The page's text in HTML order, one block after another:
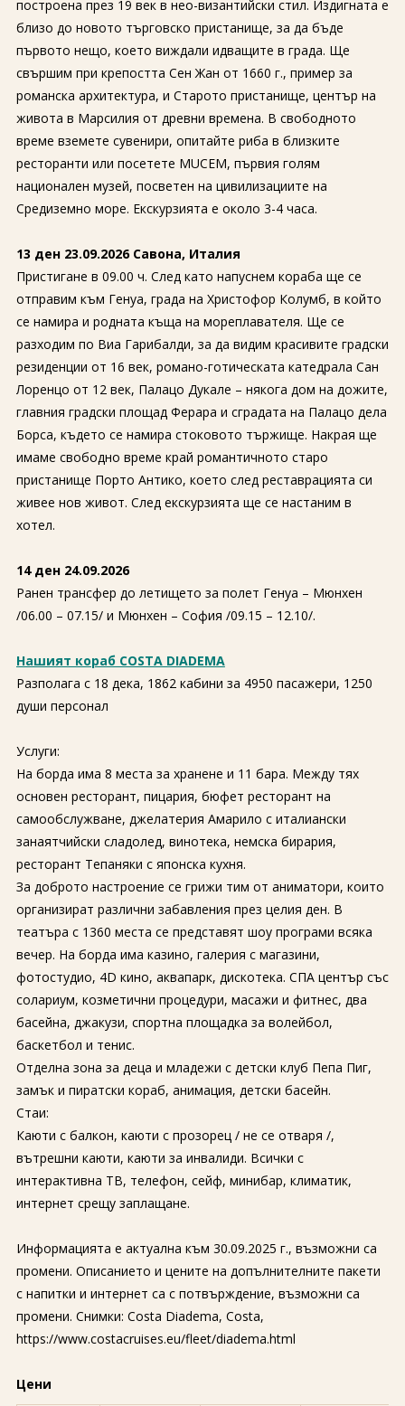
построена през 19 век в нео-византийски стил. Издигната е
близо до новото търговско пристанище, за да бъде
първото нещо, което виждали идващите в града. Ще
свършим при крепостта Сен Жан от 1660 г., пример за
романска архитектура, и Старото пристанище, център на
живота в Марсилия от древни времена. В свободното
време вземете сувенири, опитайте риба в близките
ресторанти или посетете MUCEM, първия голям
национален музей, посветен на цивилизациите на
Средиземно море. Екскурзията е около 3-4 часа.
13 ден 23.09.2026 Савона, Италия
Пристигане в 09.00 ч. След като напуснем кораба ще се
отправим към Генуа, града на Христофор Колумб, в който
се намира и родната къща на мореплавателя. Ще се
разходим по Виа Гарибалди, за да видим красивите градски
резиденции от 16 век, романо-готическата катедрала Сан
Лоренцо от 12 век, Палацо Дукале – някога дом на дожите,
главния градски площад Ферара и сградата на Палацо дела
Борса, където се намира стоковото тържище. Накрая ще
имаме свободно време край романтичното старо
пристанище Порто Антико, което след реставрацията си
живее нов живот. След екскурзията ще се настаним в
хотел.
14 ден 24.09.2026
Ранен трансфер до летището за полет Генуа – Мюнхен
/06.00 – 07.15/ и Мюнхен – София /09.15 – 12.10/.
Нашият кораб COSTA DIADEMA
Разполага с 18 дека, 1862 кабини за 4950 пасажери, 1250
души персонал
Услуги:
На борда има 8 места за хранене и 11 бара. Между тях
основен ресторант, пицария, бюфет ресторант на
самообслужване, джелатерия Амарило с италиански
занаятчийски сладолед, винотека, немска бирария,
ресторант Тепаняки с японска кухня.
За доброто настроение се грижи тим от аниматори, които
организират различни забавления през целия ден. В
театъра с 1360 места се представят шоу програми всяка
вечер. На борда има казино, галерия с магазини,
фотостудио, 4D кино, аквапарк, дискотека. СПА център със
солариум, козметични процедури, масажи и фитнес, два
басейна, джакузи, спортна площадка за волейбол,
баскетбол и тенис.
Отделна зона за деца и младежи с детски клуб Пепа Пиг,
замък и пиратски кораб, анимация, детски басейн.
Стаи:
Каюти с балкон, каюти с прозорец / не се отваря /,
вътрешни каюти, каюти за инвалиди. Всички с
интерактивна ТВ, телефон, сейф, минибар, климатик,
интернет срещу заплащане.
Информацията е актуална към 30.09.2025 г., възможни са
промени. Описанието и цените на допълнителните пакети
с напитки и интернет са с потвърждение, възможни са
промени. Снимки: Costa Diadema, Costa,
https://www.costacruises.eu/fleet/diadema.html
Цени